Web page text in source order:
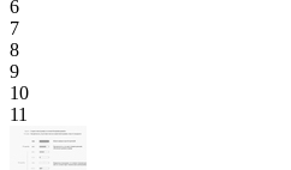
6
7
8
9
10
11